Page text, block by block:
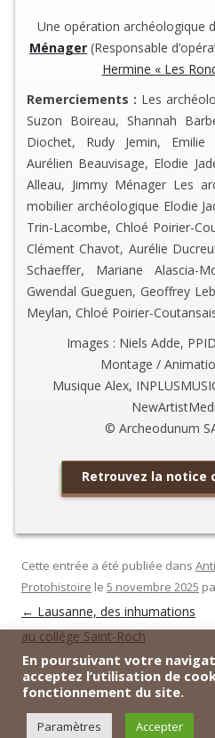
Une opération archéologique
Ménager (Responsable
Hermine « Les
Remerciements : Les
Suzon Boireau, Shannah
Diochet, Rudy Jemin, Emilie
Aurélien Beauvisage, Elodie
Alleau, Jimmy Ménager Les
mobilier archéologique Elodie
Trin-Lacombe, Chloé Poirier-
Clément Chavot, Aurélie
Schaeffer, Mariane Alascia-
Gwendal Gueguen, Geoffrey
Meylan, Chloé Poirier-
Images : Niels Adde,
Montage /
Musique Alex,
© Archeodunum
Retrouvez la notice
Cette entrée a été publiée dans
Protohistoire le 5 novembre 2025
Navigation
des
articles
← Lausanne, des inhumations
au collège Saint-Roch
En poursuivant votre
acceptez l’utilisation de
fonctionnement du site.
Paramètres Accepter